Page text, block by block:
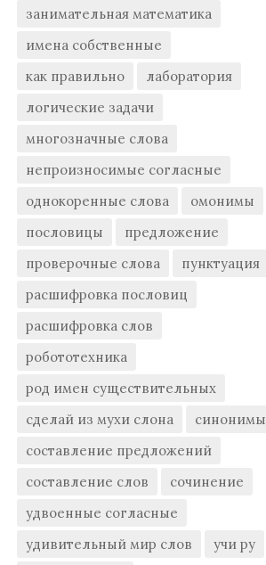
занимательная математика
имена собственные
как правильно
лаборатория
логические задачи
многозначные слова
непроизносимые согласные
однокоренные слова
омонимы
пословицы
предложение
проверочные слова
пунктуация
расшифровка пословиц
расшифровка слов
робототехника
род имен существительных
сделай из мухи слона
синонимы
составление предложений
составление слов
сочинение
удвоенные согласные
удивительный мир слов
учи ру